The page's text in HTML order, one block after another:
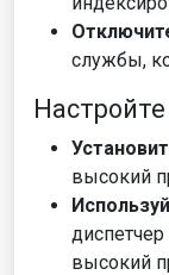
службы,
высокий
диспетчер
высокий